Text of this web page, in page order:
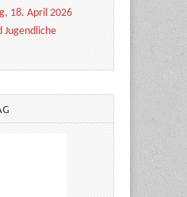
18. April 2026
Jugendliche